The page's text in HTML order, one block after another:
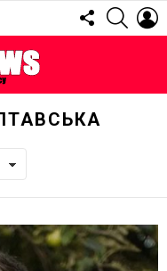
FOLLOW
US